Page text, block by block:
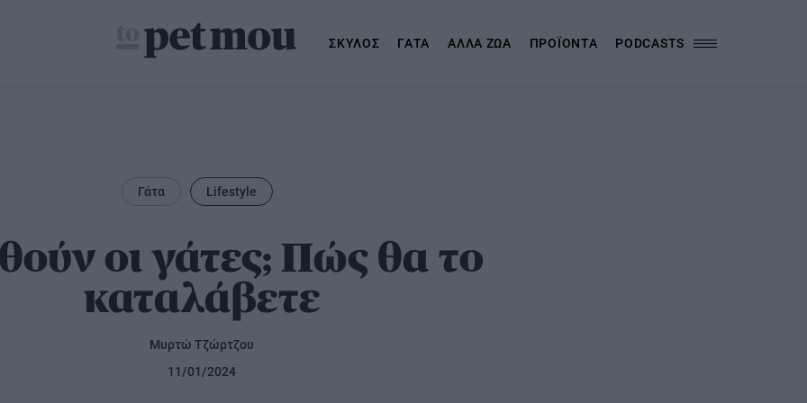
ΣΚΥΛΟΣ ΓΑΤΑ ΑΛΛΑ ΖΩΑ ΠΡΟΪΟΝΤΑ PODCASTS
Lifestyle
Γάτα
οι γάτες; Πώς θα το
καταλάβετε
Μυρτώ Τζώρτζου
11/01/2024